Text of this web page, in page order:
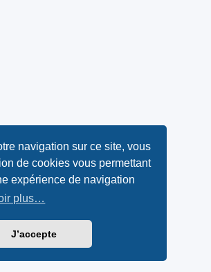
navigation sur ce site, vous
de cookies vous permettant
expérience de navigation
plus…
J’accepte